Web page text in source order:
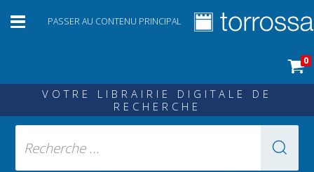
PASSER AU CONTENU PRINCIPAL
0
VOTRE LIBRAIRIE DIGITALE DE
RECHERCHE